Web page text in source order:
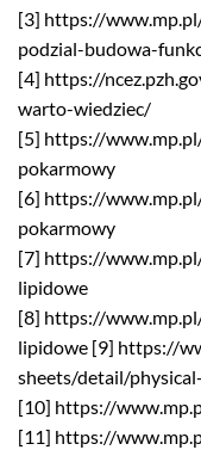
[3] https://
podzial-budowa-
[4] https://
warto-wiedziec/
[5] https://
pokarmowy
[6] https://
pokarmowy
[7] https://
lipidowe
[8] https://
lipidowe [9] https://
sheets/detail/
[10] https://
[11] https://